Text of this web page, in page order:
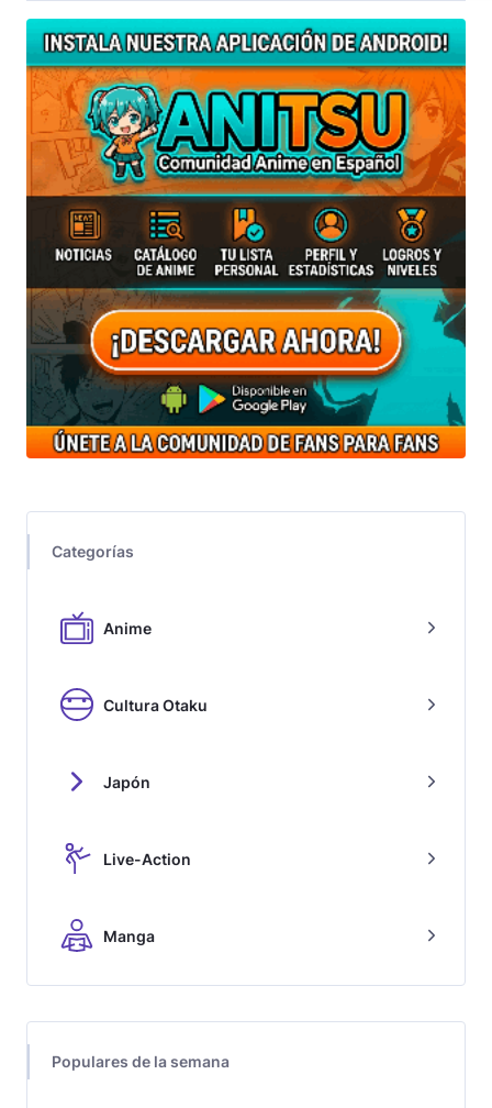
Categorías
Anime
Cultura Otaku
Japón
Live-Action
Manga
Populares de la semana